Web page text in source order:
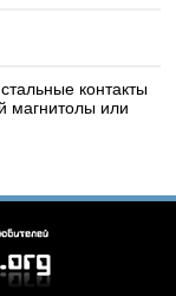
контакты
магнитолы или